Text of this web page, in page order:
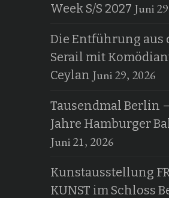
Week S/S 2027 Juni
Die Entführung aus
Serail mit
Ceylan Juni 29, 2026
Tausendmal Berlin
Jahre Hamburger
Juni 21, 2026
Kunstausstellung
KUNST im Schloss